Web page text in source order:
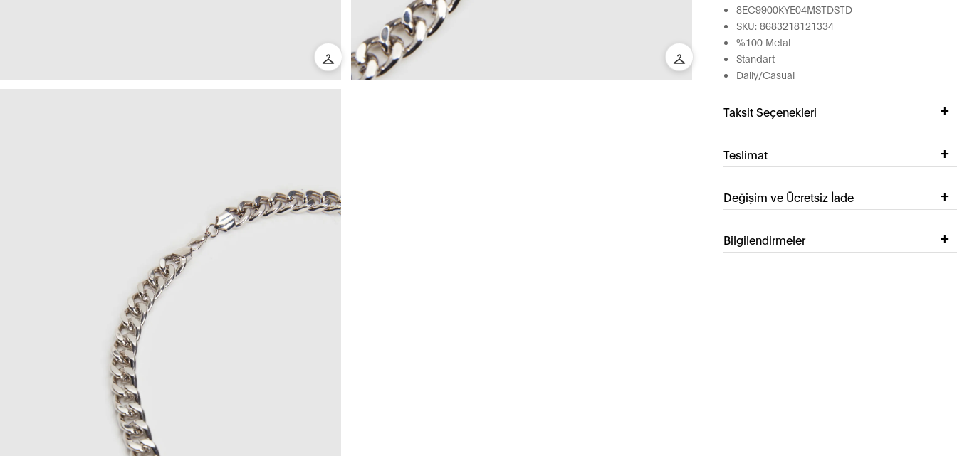
8EC9900KYE04MSTDSTD
SKU: 8683218121334
%100 Metal
Standart
Daily/Casual
Taksit Seçenekleri
Teslimat
Değişim ve Ücretsiz İade
Bilgilendirmeler